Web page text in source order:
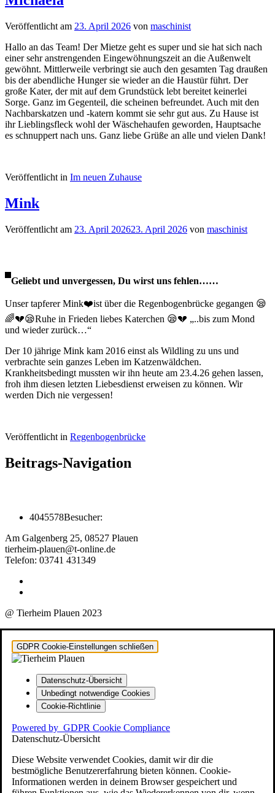
Veröffentlicht am 23. April 2026 von maschinist
Hallo an das Team! Der Mietze geht es super und sie hat sich nach
einer sehr anstrengenden Eingewöhnungszeit an die Außenwelt
gewöhnt. Mittlerweile verbringt sie auch den gesamten Tag draußen
bis der abendliche Hunger sie wieder an die Haustür führt. Der
große Kater, der mit auf dem Grundstück lebt bereitet keinerlei
Sorge. Ganz im Gegenteil, die scheinen befreundet. Auch mit den
Nachbarskatzen und -katern kommt sie sehr gut aus. Zu Hause ist
ihr Lieblingsfleck wohl der Wäschehaufen geworden, Hauptsache
es schnuppert nach uns. Ganz liebe Grüße an alle und vielen Dank!
Veröffentlicht in Im neuen Zuhause
Mink
Veröffentlicht am 23. April 202623. April 2026 von maschinist
Geliebt und unvergessen, Du wirst uns fehlen……
Unser tapferer Mink❤️ist über die Regenbogenbrücke gegangen 😪
🌈💔😪Ruhe in Frieden liebes Katerchen 😪💔 „..bis zum Mond
und wieder zurück…“
Der 10 jährige Mink kam 2016 einst als Wildling zu uns und
verbrachte sein ganzes Leben im Katzenwäldchen.
Krankheitsbedingt mussten wir ihn heute am 23.4.26 gehen lassen,
froh ihm diesen letzten Liebesdienst erweisen zu können. Wir
werden Dich nie vergessen!
Veröffentlicht in Regenbogenbrücke
Beitrags-Navigation
4045578Besucher:
Am Galgenberg 25, 08527 Plauen
tierheim-plauen@t-online.de
Telefon: 03741 431349
@ Tierheim Plauen 2023
GDPR Cookie-Einstellungen schließen
Datenschutz-Übersicht
Unbedingt notwendige Cookies
Cookie-Richtlinie
Powered by GDPR Cookie Compliance
Datenschutz-Übersicht
Diese Website verwendet Cookies, damit wir dir die
bestmögliche Benutzererfahrung bieten können. Cookie-
Informationen werden in deinem Browser gespeichert und